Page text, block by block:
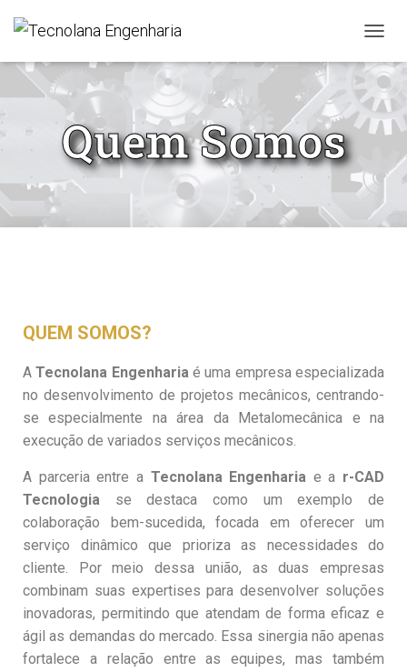
L
T
E
R
N
A
A
Quem Somos
QUEM SOMOS?
ATecnolana Engenhariaé uma empresa especializada
no desenvolvimento de projetos mecânicos, centrando-
se especialmente na área da Metalomecânica e na
execução de variados serviços mecânicos.
A parceria entre a Tecnolana Engenharia e a r-CAD
Tecnologia se destaca como um exemplo de
colaboração bem-sucedida, focada em oferecer um
serviço dinâmico que prioriza as necessidades do
cliente. Por meio dessa união, as duas empresas
combinam suas expertises para desenvolver soluções
inovadoras, permitindo que atendam de forma eficaz e
ágil as demandas do mercado. Essa sinergia não apenas
fortalece a relação entre as equipes, mas também